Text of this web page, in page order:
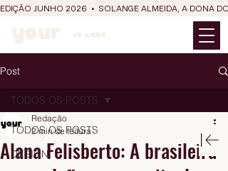
EDIÇÃO JUNHO 2026  •  SOLANGE ALMEIDA, A DONA
Post
TODOS OS POSTS
DESIGN
TODOS OS POSTS
Alana Felisberto: A brasileira
Redação
2 min de leitura